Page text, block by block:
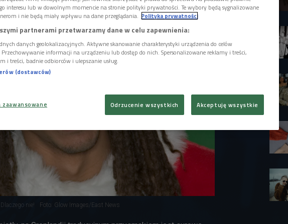
świata?
nie! Foto: Glow Images/East News
interesu lub w dowolnym momencie na stronie polityki prywatności. Te wybory będą sygnalizowane
i nie będą miały wpływu na dane przeglądania. Polityka prywatności
partnerami przetwarzamy dane w celu zapewnienia:
danych geolokalizacyjnych. Aktywne skanowanie charakterystyki urządzenia do celów
informacji na urządzeniu lub dostęp do nich. Spersonalizowane reklamy i treści,
i treści, badnie odbiorców i ulepszanie usług.
(dostawców)
Odrzucenie wszystkich Akceptuję wszystkie